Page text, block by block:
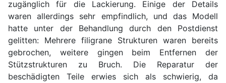
zugänglich für die Lackierung. Einige der Details
waren allerdings sehr empfindlich, und das Modell
hatte unter der Behandlung durch den Postdienst
gelitten: Mehrere filigrane Strukturen waren bereits
gebrochen, weitere gingen beim Entfernen der
Stützstrukturen zu Bruch. Die Reparatur der
beschädigten Teile erwies sich als schwierig, da